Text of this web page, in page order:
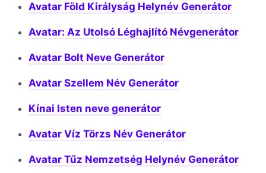
Avatar Föld Királyság Helynév Generátor
Avatar: Az Utolsó Léghajlító Névgenerátor
Avatar Bolt Neve Generátor
Avatar Szellem Név Generátor
Kínai Isten neve generátor
Avatar Víz Törzs Név Generátor
Avatar Tűz Nemzetség Helynév Generátor